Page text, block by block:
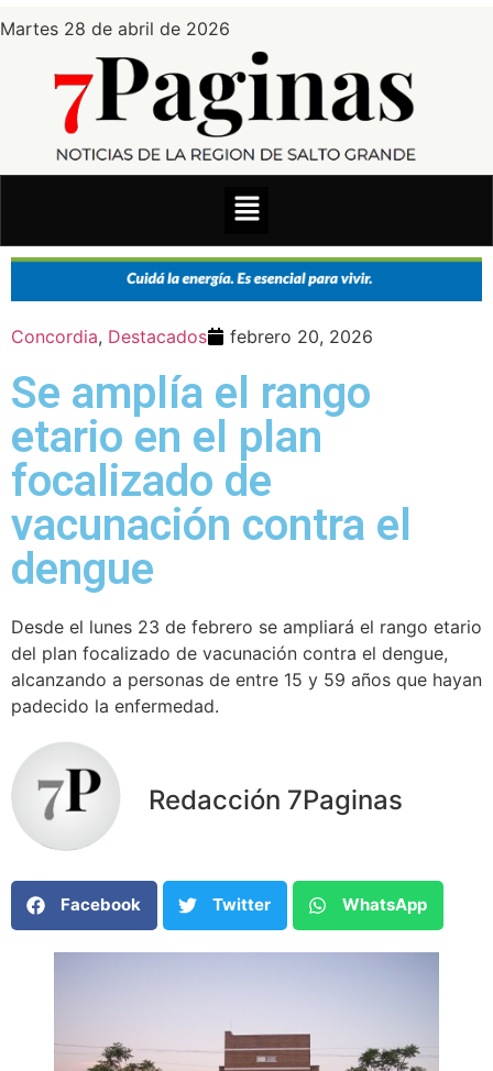
Martes 28 de abril de 2026
Concordia, Destacados febrero 20, 2026
Se amplía el rango
etario en el plan
focalizado de
vacunación contra el
dengue
Desde el lunes 23 de febrero se ampliará el rango etario
del plan focalizado de vacunación contra el dengue,
alcanzando a personas de entre 15 y 59 años que hayan
padecido la enfermedad.
Redacción 7Paginas
Facebook Twitter WhatsApp